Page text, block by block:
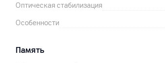
Оптическая стабилизация
Особенности
Память